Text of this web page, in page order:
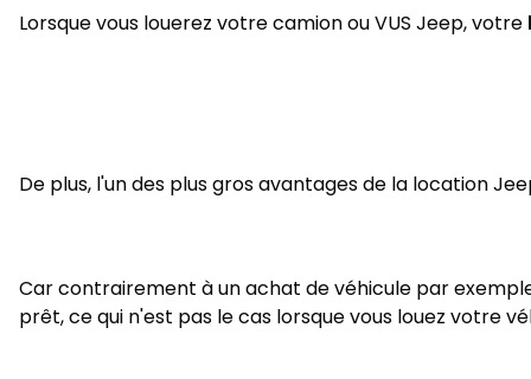
Lorsque vous louerez votre camion ou VUS Jeep, votre
De plus, l'un des plus gros avantages de la location
Car contrairement à un achat de véhicule par
prêt, ce qui n'est pas le cas lorsque vous louez votre